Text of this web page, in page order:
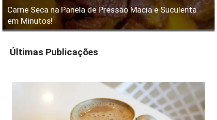
Carne Seca na Panela de Pressão Macia e Suculenta
em Minutos!
Últimas Publicações